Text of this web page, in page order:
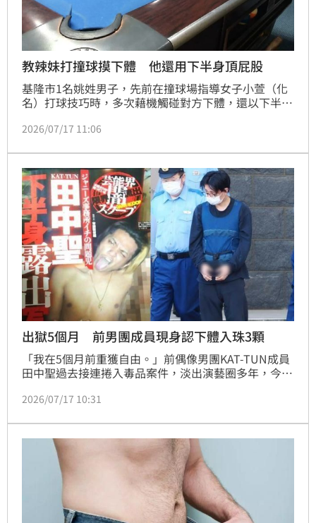
教辣妹打撞球摸下體 他還用下半身頂屁股
基隆市1名姚姓男子，先前在撞球場指導女子小萱（化
名）打球技巧時，多次藉機觸碰對方下體，還以下半身
了很多酒，不小心碰到屁股而已，但基隆地院不採信其
元，全案仍可上訴。
2026/07/17 11:06
出獄5個月 前男團成員現身認下體入珠3顆
「我在5個月前重獲自由。」前偶像男團KAT-TUN成員
田中聖過去接連捲入毒品案件，淡出演藝圈多年，今年
系YouTuber KoreKore的頻道，在影片中談及獄中生
2026/07/17 10:31